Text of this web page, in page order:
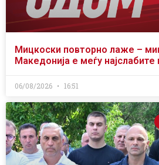
Мицкоски повторно лаже –
Македонија е меѓу најслабите
06/08/2026 16:51